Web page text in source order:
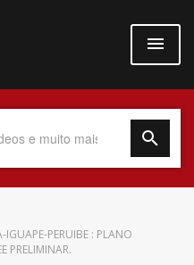
PERUIBE : PLANO
PRELIMINAR.